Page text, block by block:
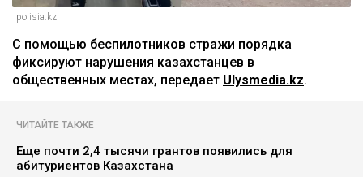
polisia.kz
С помощью беспилотников стражи порядка
фиксируют нарушения казахстанцев в
общественных местах, передает Ulysmedia.kz.
ЧИТАЙТЕ ТАКЖЕ
Еще почти 2,4 тысячи грантов появились для
абитуриентов Казахстана